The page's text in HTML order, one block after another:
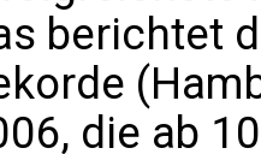
berichtet
die ab